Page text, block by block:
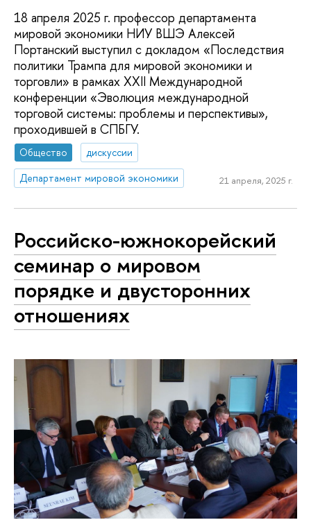
18 апреля 2025 г. профессор департамента
мировой экономики НИУ ВШЭ Алексей
Портанский выступил с докладом «Последствия
политики Трампа для мировой экономики и
торговли» в рамках XXII Международной
конференции «Эволюция международной
торговой системы: проблемы и перспективы»,
проходившей в СПБГУ.
Общество
дискуссии
Департамент мировой экономики
21 апреля, 2025 г.
Российско-южнокорейский
семинар о мировом
порядке и двусторонних
отношениях